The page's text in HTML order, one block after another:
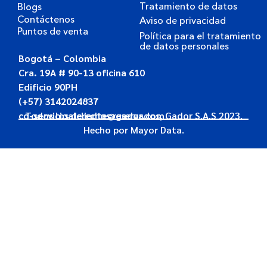
Blogs
Contáctenos
Puntos de venta
Tratamiento de datos
Aviso de privacidad
Política para el tratamiento
de datos personales
Bogotá – Colombia
Cra. 19A # 90-13 oficina 610
Edificio 90PH
(+57) 3142024837
co-servicioalcliente@gador.com
Todos los derechos reservados, Gador S.A.S 2023.
Hecho por Mayor Data.